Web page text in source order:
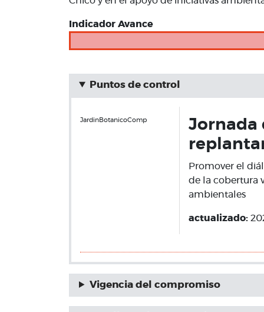
Indicador Avance
Puntos de control
JardinBotanicoComp
Jornada
Promover el
de la cobertura
ambientales
actualizado:
Vigencia del compromiso